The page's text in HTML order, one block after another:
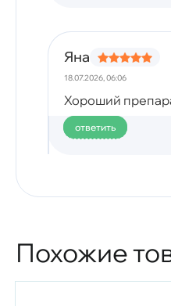
Яна
18.07.2026, 06:06
Хороший
ответить
Похожие